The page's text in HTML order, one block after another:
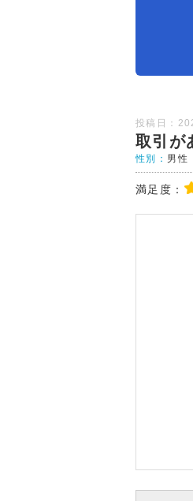
投稿日：
取引が
性別： 男性
満足度：